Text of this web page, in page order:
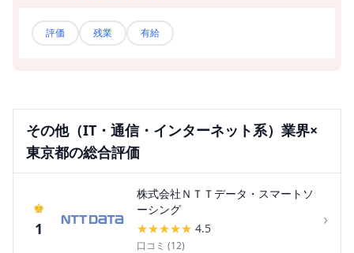
評価 残業 有給
その他（IT・通信・インターネット系） 業界×
東京都の総合評価
♚
1
株式会社ＮＴＴデータ・スマートソ
ーシング
★★★★★ 4.5
口コミ (12)
›